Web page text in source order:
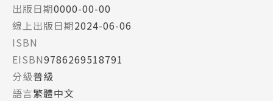
出版日期0000-00-00
線上出版日期2024-06-06
ISBN
EISBN9786269518791
分級普級
語言繁體中文